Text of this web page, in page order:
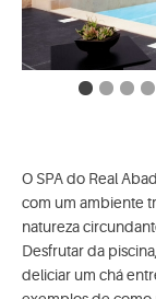
O SPA do Real
com um ambiente
natureza
Desfrutar da
deliciar um chá